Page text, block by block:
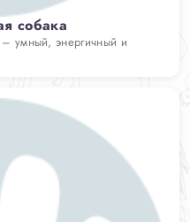
собака
– умный, энергичный и